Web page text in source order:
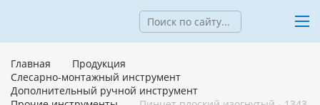
Главная
Продукция
Слесарно-монтажный инструмент
Дополнительный ручной инструмент